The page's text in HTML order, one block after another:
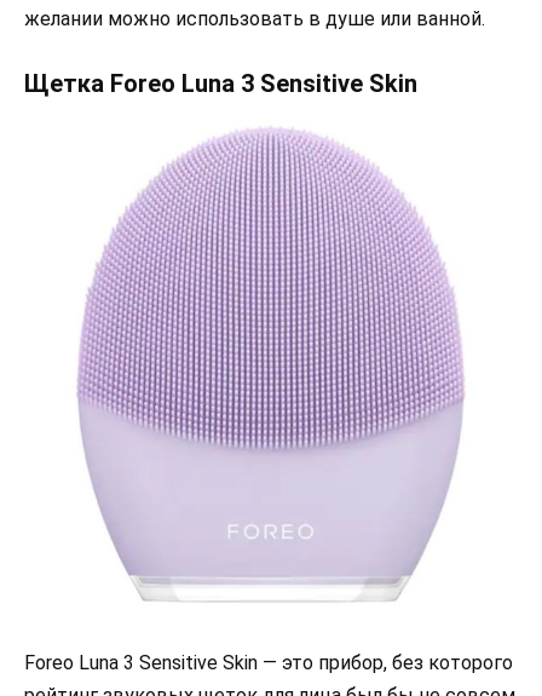
желании можно использовать в душе или ванной.
Щетка Foreo Luna 3 Sensitive Skin
Foreo Luna 3 Sensitive Skin — это прибор, без которого